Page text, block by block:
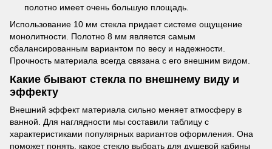
полотно имеет очень большую площадь.
Использование 10 мм стекла придает системе ощущение
монолитности. Полотно 8 мм является самым
сбалансированным вариантом по весу и надежности.
Прочность материала всегда связана с его внешним видом.
Какие бывают стекла по внешнему виду и
эффекту
Внешний эффект материала сильно меняет атмосферу в
ванной. Для наглядности мы составили таблицу с
характеристиками популярных вариантов оформления. Она
поможет понять, какое стекло выбрать для душевой кабины